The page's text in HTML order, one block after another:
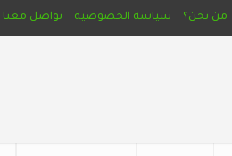
من نحن؟ سياسة الخصوصية تواصل معنا